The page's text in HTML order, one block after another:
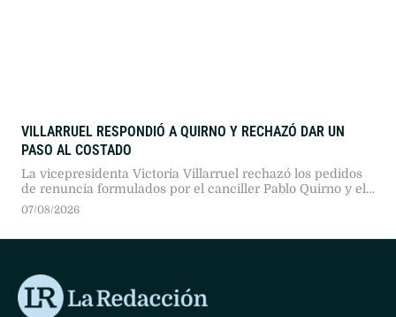
VILLARRUEL RESPONDIÓ A QUIRNO Y RECHAZÓ DAR UN
PASO AL COSTADO
La vicepresidenta Victoria Villarruel rechazó los pedidos
de renuncia formulados por el canciller Pablo Quirno y el
jefe de Gabinete, Diego Santilli. En las puertas de la
07/08/2026